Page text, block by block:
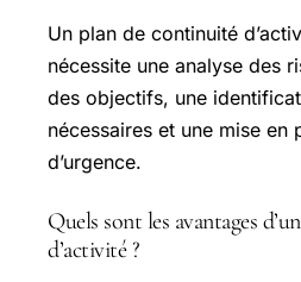
Un plan de continuité
nécessite une analyse des
des objectifs, une
nécessaires et une mise en
d’urgence.
Quels sont les avantages
d’activité ?